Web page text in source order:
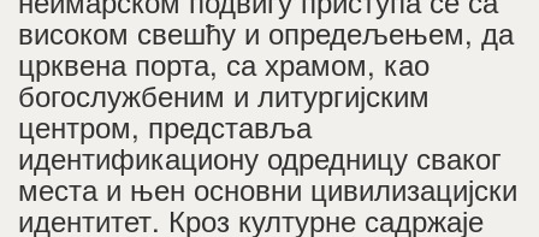
високом свешћу и опредељењем, да
црквена порта, са храмом, као
богослужбеним и литургијским
центром, представља
идентификациону одредницу сваког
места и њен основни цивилизацијски
идентитет. Кроз културне садржаје